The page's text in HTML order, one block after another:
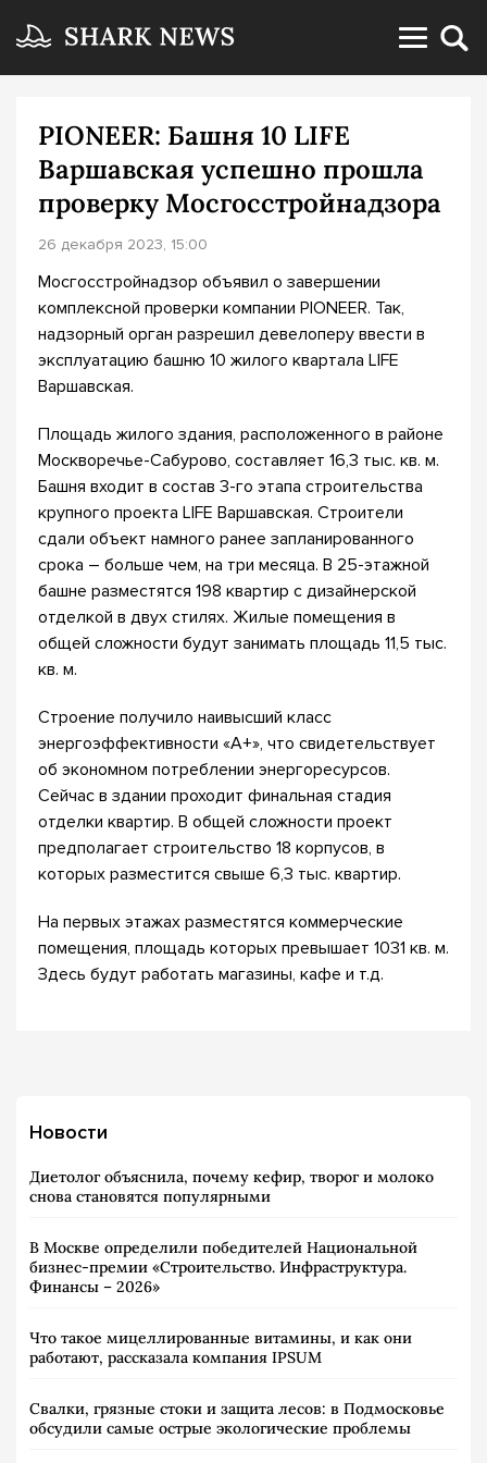
PIONEER: Башня 10 LIFE
Варшавская успешно прошла
проверку Мосгосстройнадзора
26 декабря 2023, 15:00
Мосгосстройнадзор объявил о завершении
комплексной проверки компании PIONEER. Так,
надзорный орган разрешил девелоперу ввести в
эксплуатацию башню 10 жилого квартала LIFE
Варшавская.
Площадь жилого здания, расположенного в районе
Москворечье-Сабурово, составляет 16,3 тыс. кв. м.
Башня входит в состав 3-го этапа строительства
крупного проекта LIFE Варшавская. Строители
сдали объект намного ранее запланированного
срока – больше чем, на три месяца. В 25-этажной
башне разместятся 198 квартир с дизайнерской
отделкой в двух стилях. Жилые помещения в
общей сложности будут занимать площадь 11,5 тыс.
кв. м.
Строение получило наивысший класс
энергоэффективности «А+», что свидетельствует
об экономном потреблении энергоресурсов.
Сейчас в здании проходит финальная стадия
отделки квартир. В общей сложности проект
предполагает строительство 18 корпусов, в
которых разместится свыше 6,3 тыс. квартир.
На первых этажах разместятся коммерческие
помещения, площадь которых превышает 1031 кв. м.
Здесь будут работать магазины, кафе и т.д.
Новости
Диетолог объяснила, почему кефир, творог и молоко
снова становятся популярными
В Москве определили победителей Национальной
бизнес-премии «Строительство. Инфраструктура.
Финансы – 2026»
Что такое мицеллированные витамины, и как они
работают, рассказала компания IPSUM
Свалки, грязные стоки и защита лесов: в Подмосковье
обсудили самые острые экологические проблемы